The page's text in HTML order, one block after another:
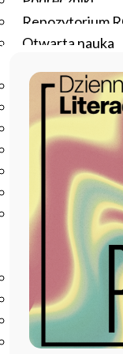
Repozytorium
Otwarta nauka
Studia
Szkolenia
Szkoła
Erasmus
Olimpiada
Olimpiada
Podstawowych
Biblioteka
O bibliotece
Godziny
Katalog
Nowości